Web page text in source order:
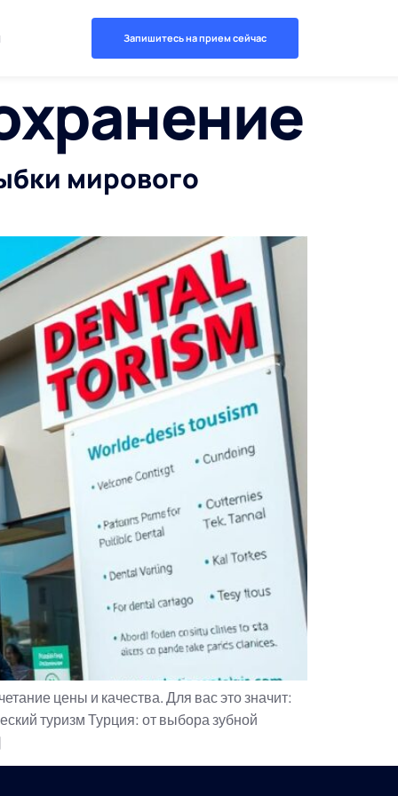
Запишитесь на прием сейчас
мирового
цены и качества. Для вас это значит:
туризм Турция: от выбора зубной